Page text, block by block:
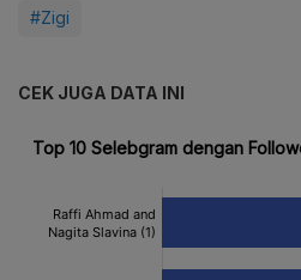
#Zigi
CEK JUGA DATA INI